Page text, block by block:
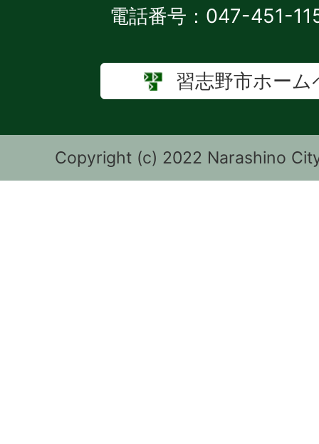
電話番号：047-451-
習志野市ホーム
Copyright (c) 2022 Narashino